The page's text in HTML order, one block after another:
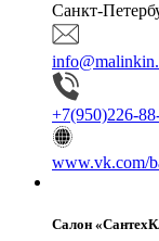
Санкт-
+7(950)226-
www.vk.com/
Салон